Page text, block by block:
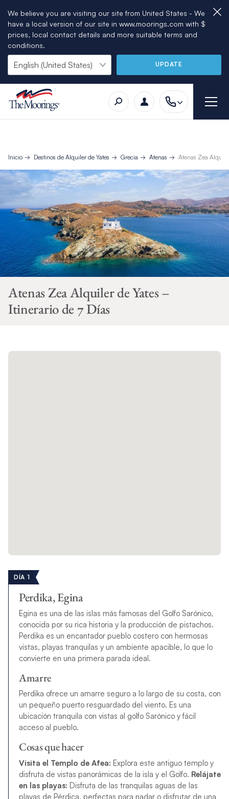
We believe you are visiting our site from United States - We
have a local version of our site in www.moorings.com with $
prices, local contact details and more suitable terms and
conditions.
UPDATE
Inicio Destinos de Alquiler de Yates Grecia Atenas Atenas Zea
Atenas Zea Alquiler de Yates –
Itinerario de 7 Días
DÍA 1
Perdika, Egina
Egina es una de las islas más famosas del Golfo Sarónico,
conocida por su rica historia y la producción de pistachos.
Perdika es un encantador pueblo costero con hermosas
vistas, playas tranquilas y un ambiente apacible, lo que lo
convierte en una primera parada ideal.
Amarre
Perdika ofrece un amarre seguro a lo largo de su costa, con
un pequeño puerto resguardado del viento. Es una
ubicación tranquila con vistas al golfo Sarónico y fácil
acceso al pueblo.
Cosas que hacer
Visita el Templo de Afea: Explora este antiguo templo y
disfruta de vistas panorámicas de la isla y el Golfo. Relájate
en las playas: Disfruta de las tranquilas aguas de las
playas de Pérdica, perfectas para nadar o disfrutar de una